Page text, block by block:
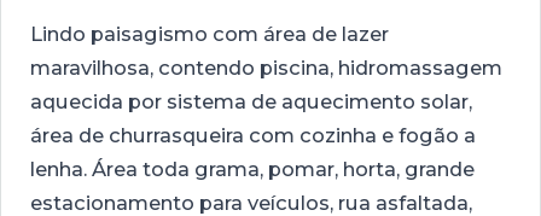
Lindo paisagismo com área de lazer
maravilhosa, contendo piscina, hidromassagem
aquecida por sistema de aquecimento solar,
área de churrasqueira com cozinha e fogão a
lenha. Área toda grama, pomar, horta, grande
estacionamento para veículos, rua asfaltada,